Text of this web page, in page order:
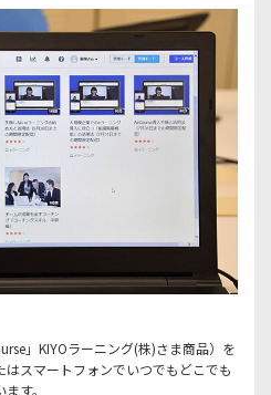
」KIYOラーニング(株)さま商品）を
スマートフォンでいつでもどこでも
す。